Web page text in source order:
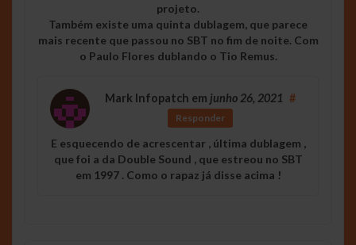
projeto.
Também existe uma quinta dublagem, que parece
mais recente que passou no SBT no fim de noite. Com
o Paulo Flores dublando o Tio Remus.
Mark Infopatch em junho 26, 2021 #
Responder
E esquecendo de acrescentar , última dublagem ,
que foi a da Double Sound , que estreou no SBT
em 1997 . Como o rapaz já disse acima !